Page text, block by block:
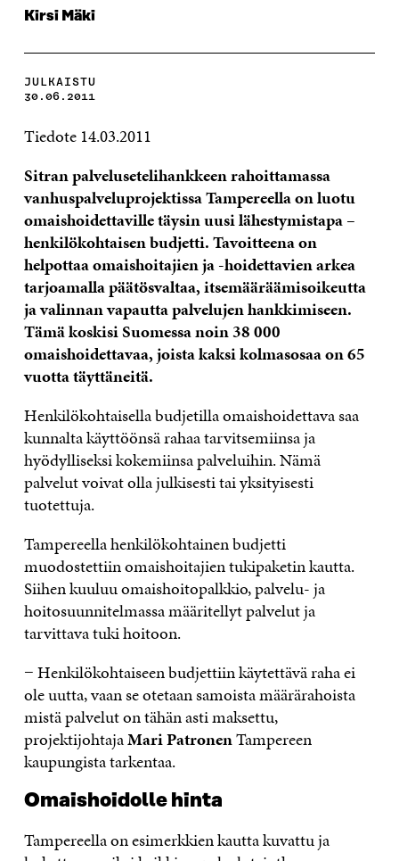
Kirsi Mäki
JULKAISTU
30.06.2011
Tiedote 14.03.2011
Sitran palvelusetelihankkeen rahoittamassa
vanhuspalveluprojektissa Tampereella on luotu
omaishoidettaville täysin uusi lähestymistapa –
henkilökohtaisen budjetti. Tavoitteena on
helpottaa omaishoitajien ja -hoidettavien arkea
tarjoamalla päätösvaltaa, itsemääräämisoikeutta
ja valinnan vapautta palvelujen hankkimiseen.
Tämä koskisi Suomessa noin 38 000
omaishoidettavaa, joista kaksi kolmasosaa on 65
vuotta täyttäneitä.
Henkilökohtaisella budjetilla omaishoidettava saa
kunnalta käyttöönsä rahaa tarvitsemiinsa ja
hyödylliseksi kokemiinsa palveluihin. Nämä
palvelut voivat olla julkisesti tai yksityisesti
tuotettuja.
Tampereella henkilökohtainen budjetti
muodostettiin omaishoitajien tukipaketin kautta.
Siihen kuuluu omaishoitopalkkio, palvelu- ja
hoitosuunnitelmassa määritellyt palvelut ja
tarvittava tuki hoitoon.
− Henkilökohtaiseen budjettiin käytettävä raha ei
ole uutta, vaan se otetaan samoista määrärahoista
mistä palvelut on tähän asti maksettu,
projektijohtajaMari PatronenTampereen
kaupungista tarkentaa.
Omaishoidolle hinta
Tampereella on esimerkkien kautta kuvattu ja